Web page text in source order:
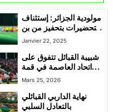
مولودية الجزائر: إستئناف
التحضيرات بتحفيز من بن
يحيى و زوغرانا يؤكد
Janvier 22, 2025
شبيبة القبائل تتفوق على
اتحاد العاصمة في قمة
الرابطة المحترفة
Mars 25, 2026
نهاية الداربي القبائلي
بالتعادل السلبي